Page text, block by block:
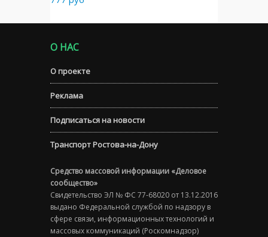
О НАС
О проекте
Реклама
Подписаться на новости
Транспорт Ростова-на-Дону
Средство массовой информации «Деловое
сообщество»
Свидетельство ЭЛ № ФС 77-68020 от 13.12.2016
выдано Федеральной службой по надзору в
сфере связи, информационных технологий и
массовых коммуникаций (Роскомнадзор)